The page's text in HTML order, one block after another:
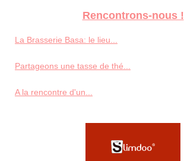
Rencontrons-nous !
La Brasserie Basa: le lieu...
Partageons une tasse de thé...
A la rencontre d'un...